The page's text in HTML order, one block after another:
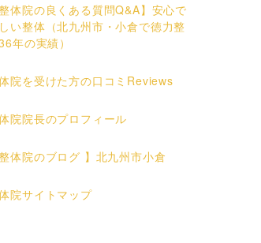
整体院の良くある質問Q&A】安心で
い整体（北九州市・小倉で徳力整
年の実績）
院を受けた方の口コミReviews
院院長のプロフィール
整体院のブログ 】北九州市小倉
院サイトマップ